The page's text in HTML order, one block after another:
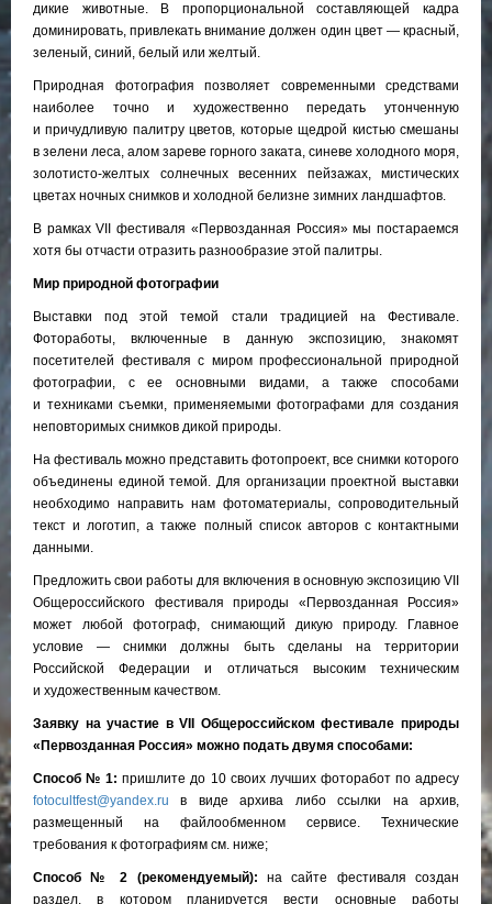
дикие животные. В пропорциональной составляющей кадра
доминировать, привлекать внимание должен один цвет — красный,
зеленый, синий, белый или желтый.
Природная фотография позволяет современными средствами
наиболее точно и художественно передать утонченную
и причудливую палитру цветов, которые щедрой кистью смешаны
в зелени леса, алом зареве горного заката, синеве холодного моря,
золотисто-желтых солнечных весенних пейзажах, мистических
цветах ночных снимков и холодной белизне зимних ландшафтов.
В рамках VII фестиваля «Первозданная Россия» мы постараемся
хотя бы отчасти отразить разнообразие этой палитры.
Мир природной фотографии
Выставки под этой темой стали традицией на Фестивале.
Фотоработы, включенные в данную экспозицию, знакомят
посетителей фестиваля с миром профессиональной природной
фотографии, с ее основными видами, а также способами
и техниками съемки, применяемыми фотографами для создания
неповторимых снимков дикой природы.
На фестиваль можно представить фотопроект, все снимки которого
объединены единой темой. Для организации проектной выставки
необходимо направить нам фотоматериалы, сопроводительный
текст и логотип, а также полный список авторов с контактными
данными.
Предложить свои работы для включения в основную экспозицию VII
Общероссийского фестиваля природы «Первозданная Россия»
может любой фотограф, снимающий дикую природу. Главное
условие — снимки должны быть сделаны на территории
Российской Федерации и отличаться высоким техническим
и художественным качеством.
Заявку на участие в VII Общероссийском фестивале природы
«Первозданная Россия» можно подать двумя способами:
Способ № 1: пришлите до 10 своих лучших фоторабот по адресу
fotocultfest@yandex.ru в виде архива либо ссылки на архив,
размещенный на файлообменном сервисе. Технические
требования к фотографиям см. ниже;
Способ № 2 (рекомендуемый): на сайте фестиваля создан
раздел, в котором планируется вести основные работы